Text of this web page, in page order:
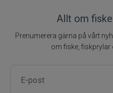
Svartzonker
Swim Whizz
Allt om
Prenumerera gärna på vårt
om fiske, fiskprylar